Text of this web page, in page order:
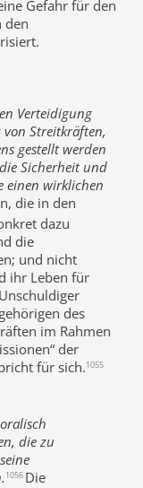
Gefahr für den
den
Verteidigung
Streitkräften,
gestellt werden
Sicherheit und
einen wirklichen
die in den
dazu
die
und nicht
ihr Leben für
des
im Rahmen
der
für sich.1055
die zu
1056 Die